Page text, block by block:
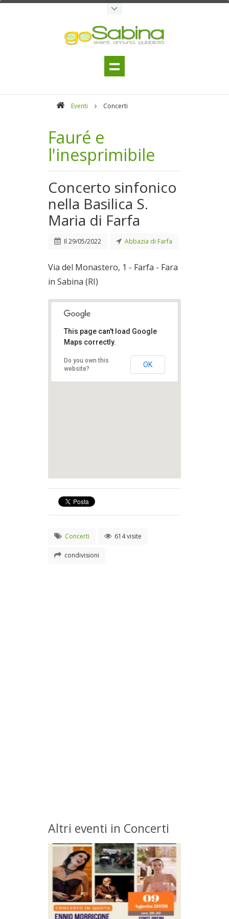
Eventi Concerti
Fauré e
l'inesprimibile
Concerto sinfonico
nella Basilica S.
Maria di Farfa
Il 29/05/2022 Abbazia di Farfa
Via del Monastero, 1 - Farfa - Fara
in Sabina (RI)
This page can't load Google
Maps correctly.
Do you own this
website?
OK
Concerti 614 visite
condivisioni
Altri eventi in Concerti